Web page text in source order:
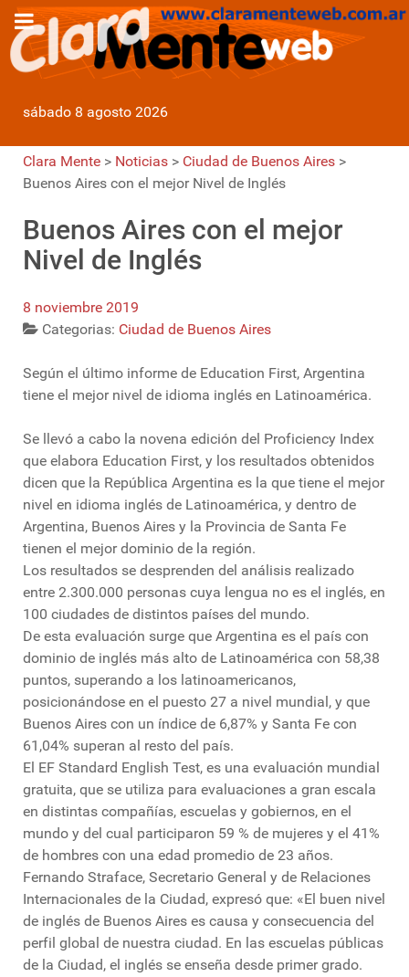
sábado 8 agosto 2026
Clara Mente > Noticias > Ciudad de Buenos Aires >
Buenos Aires con el mejor Nivel de Inglés
Buenos Aires con el mejor
Nivel de Inglés
8 noviembre 2019
Categorias: Ciudad de Buenos Aires
Según el último informe de Education First, Argentina
tiene el mejor nivel de idioma inglés en Latinoamérica.
Se llevó a cabo la novena edición del Proficiency Index
que elabora Education First, y los resultados obtenidos
dicen que la República Argentina es la que tiene el mejor
nivel en idioma inglés de Latinoamérica, y dentro de
Argentina, Buenos Aires y la Provincia de Santa Fe
tienen el mejor dominio de la región.
Los resultados se desprenden del análisis realizado
entre 2.300.000 personas cuya lengua no es el inglés, en
100 ciudades de distintos países del mundo.
De esta evaluación surge que Argentina es el país con
dominio de inglés más alto de Latinoamérica con 58,38
puntos, superando a los latinoamericanos,
posicionándose en el puesto 27 a nivel mundial, y que
Buenos Aires con un índice de 6,87% y Santa Fe con
61,04% superan al resto del país.
El EF Standard English Test, es una evaluación mundial
gratuita, que se utiliza para evaluaciones a gran escala
en distintas compañías, escuelas y gobiernos, en el
mundo y del cual participaron 59 % de mujeres y el 41%
de hombres con una edad promedio de 23 años.
Fernando Straface, Secretario General y de Relaciones
Internacionales de la Ciudad, expresó que: «El buen nivel
de inglés de Buenos Aires es causa y consecuencia del
perfil global de nuestra ciudad. En las escuelas públicas
de la Ciudad, el inglés se enseña desde primer grado.